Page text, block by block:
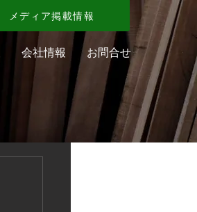
会社情報 お問合せ
メディア掲載情報